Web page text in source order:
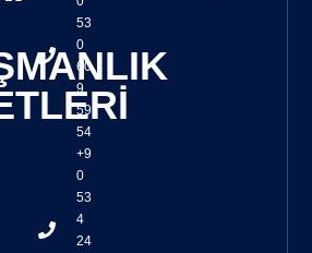
53
0
60
9
59
54
+9
0
53
4
24